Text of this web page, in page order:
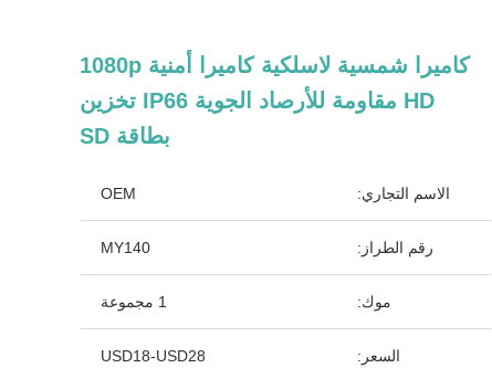
كاميرا شمسية لاسلكية كاميرا أمنية 1080p
HD مقاومة للأرصاد الجوية IP66 تخزين
بطاقة SD
الاسم التجاري: OEM
رقم الطراز: MY140
موك: 1 مجموعة
السعر: USD18-USD28